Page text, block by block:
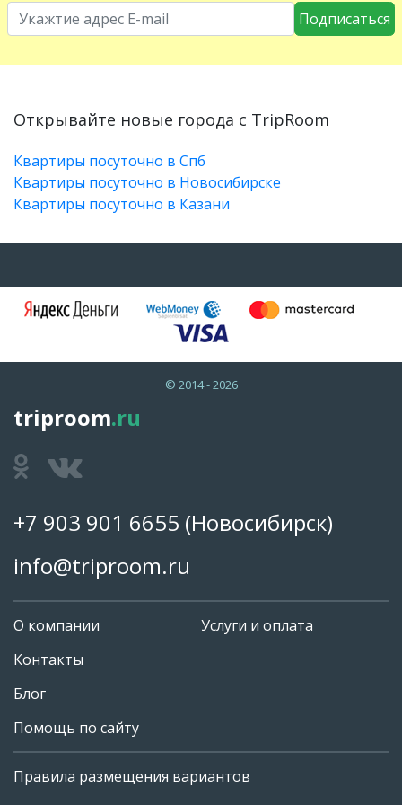
+7 903 901 6655
Подписаться
Открывайте новые города с TripRoom
Квартиры посуточно в Спб
Квартиры посуточно в Новосибирске
Квартиры посуточно в Казани
© 2014 - 2026
triproom.ru
+7 903 901 6655 (Новосибирск)
info@triproom.ru
О компании
Контакты
Блог
Помощь по сайту
Услуги и оплата
Правила размещения вариантов